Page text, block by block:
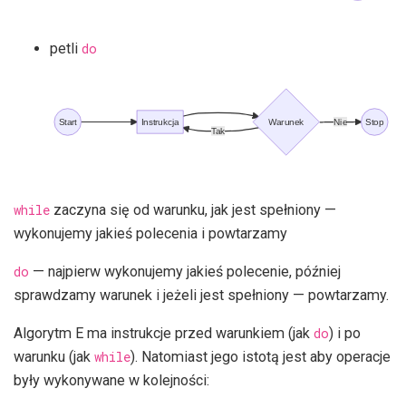
petli do
Tak
Nie
Start Instrukcja Warunek Stop
while zaczyna się od warunku, jak jest spełniony —
wykonujemy jakieś polecenia i powtarzamy
do — najpierw wykonujemy jakieś polecenie, później
sprawdzamy warunek i jeżeli jest spełniony — powtarzamy.
Algorytm E ma instrukcje przed warunkiem (jak do) i po
warunku (jak while). Natomiast jego istotą jest aby operacje
były wykonywane w kolejności: